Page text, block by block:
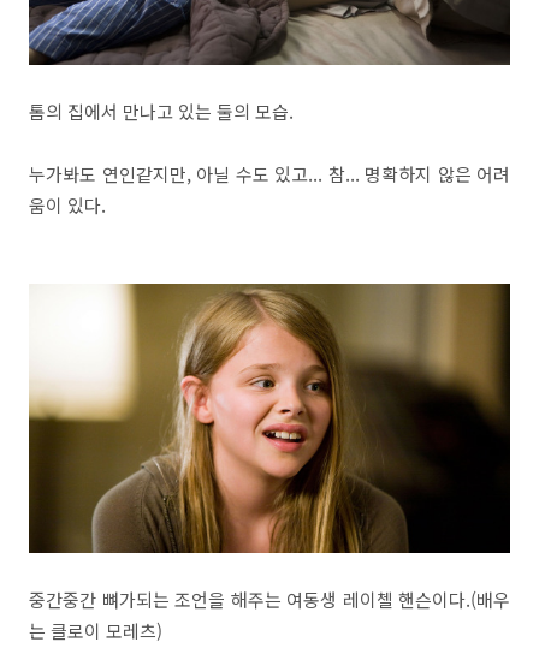
톰의 집에서 만나고 있는 둘의 모습.
누가봐도 연인같지만, 아닐 수도 있고... 참... 명확하지 않은 어려
움이 있다.
중간중간 뼈가되는 조언을 해주는 여동생 레이첼 핸슨이다.(배우
는 클로이 모레츠)